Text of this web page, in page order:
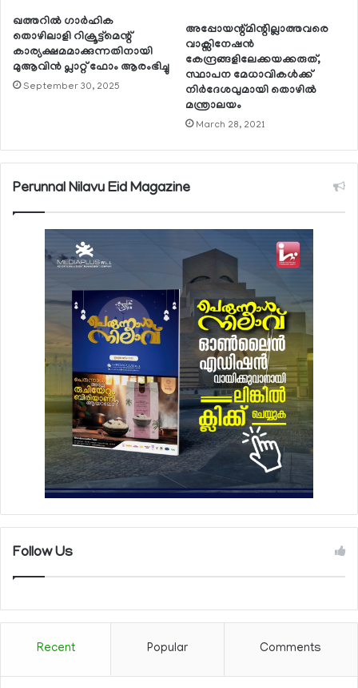
ഖത്തറില്‍ ഗാര്‍ഹിക
തൊഴിലാളി റിക്രൂട്ട്മെന്റ്
കാര്യക്ഷമമാക്കുന്നതിനായി
മുആവിന്‍ പ്ലാറ്റ് ഫോം ആരംഭിച്ചു
September 30, 2025
അപ്പോയന്റ്മിന്റില്ലാത്തവരെ
വാക്സിനേഷന്‍
കേന്ദ്രങ്ങളിലേക്കയക്കരുത്,
സ്ഥാപന മേധാവികള്‍ക്ക്
നിര്‍ദേശവുമായി തൊഴില്‍
മന്ത്രാലയം
March 28, 2021
Perunnal Nilavu Eid Magazine
Follow Us
Recent Popular Comments